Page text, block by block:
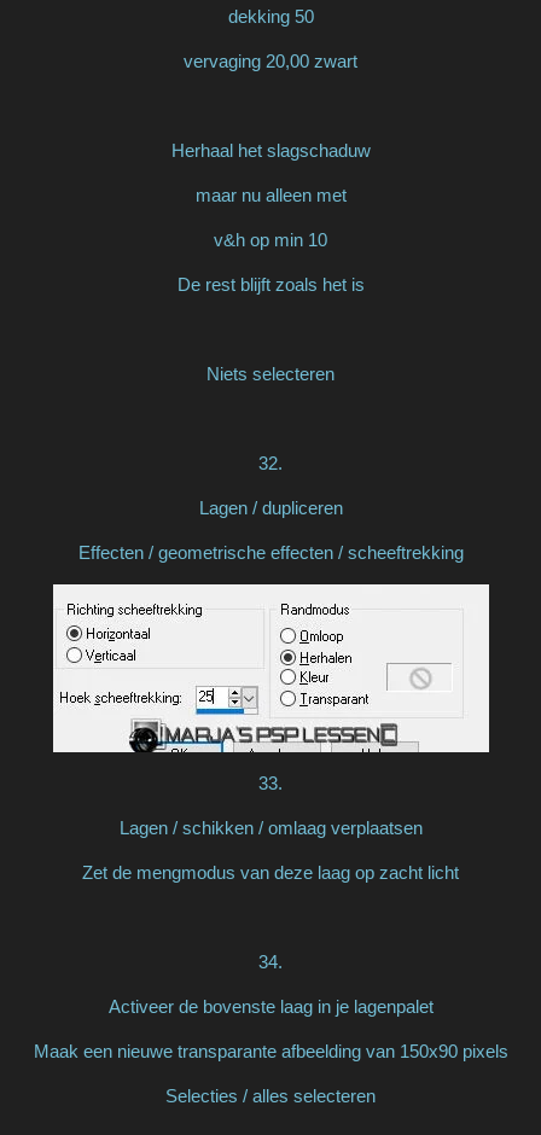
dekking 50
vervaging 20,00 zwart
Herhaal het slagschaduw
maar nu alleen met
v&h op min 10
De rest blijft zoals het is
Niets selecteren
32.
Lagen / dupliceren
Effecten / geometrische effecten / scheeftrekking
33.
Lagen / schikken / omlaag verplaatsen
Zet de mengmodus van deze laag op zacht licht
34.
Activeer de bovenste laag in je lagenpalet
Maak een nieuwe transparante afbeelding van 150x90 pixels
Selecties / alles selecteren